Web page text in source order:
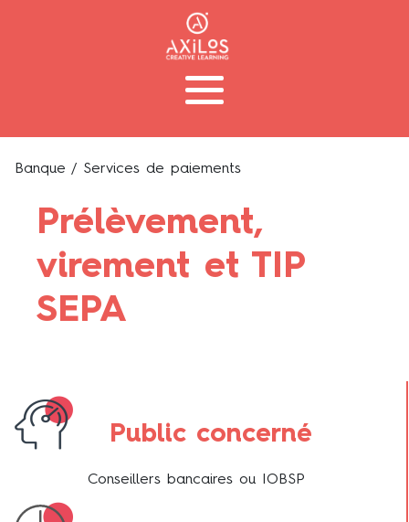
Banque / Services de paiements
Prélèvement,
virement et TIP
SEPA
Public concerné
Conseillers bancaires ou IOBSP